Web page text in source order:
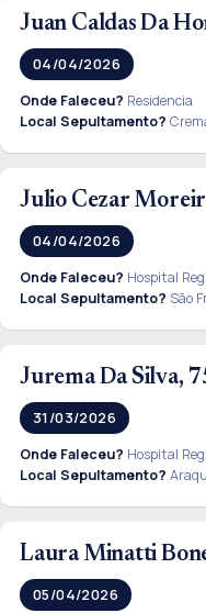
Juan Caldas Da
04/04/2026
Onde Faleceu? Residencia
Local Sepultamento?
Julio Cezar
04/04/2026
Onde Faleceu? Hospital
Local Sepultamento? São
Jurema Da Silva,
31/03/2026
Onde Faleceu? Hospital
Local Sepultamento?
Laura Minatti
05/04/2026